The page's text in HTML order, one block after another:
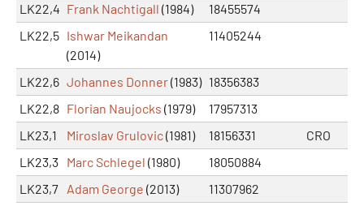
LK22,4 Frank Nachtigall (1984)
18455574
LK22,5 Ishwar Meikandan
(2014)
11405244
LK22,6 Johannes Donner(1983) 18356383
LK22,8 Florian Naujocks (1979)
17957313
LK23,1
Miroslav Grulovic(1981) 18156331
CRO
LK23,3 Marc Schlegel (1980)
18050884
LK23,7 Adam George (2013)
11307962